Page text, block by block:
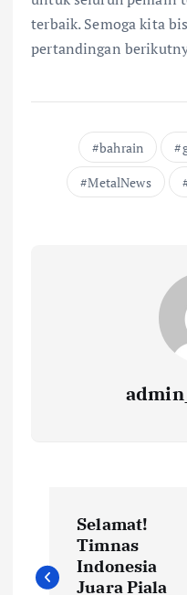
terbaik. Semoga kita
pertandingan
bahrain
MetalNews
Selamat!
Timnas
Indonesia
Juara Piala